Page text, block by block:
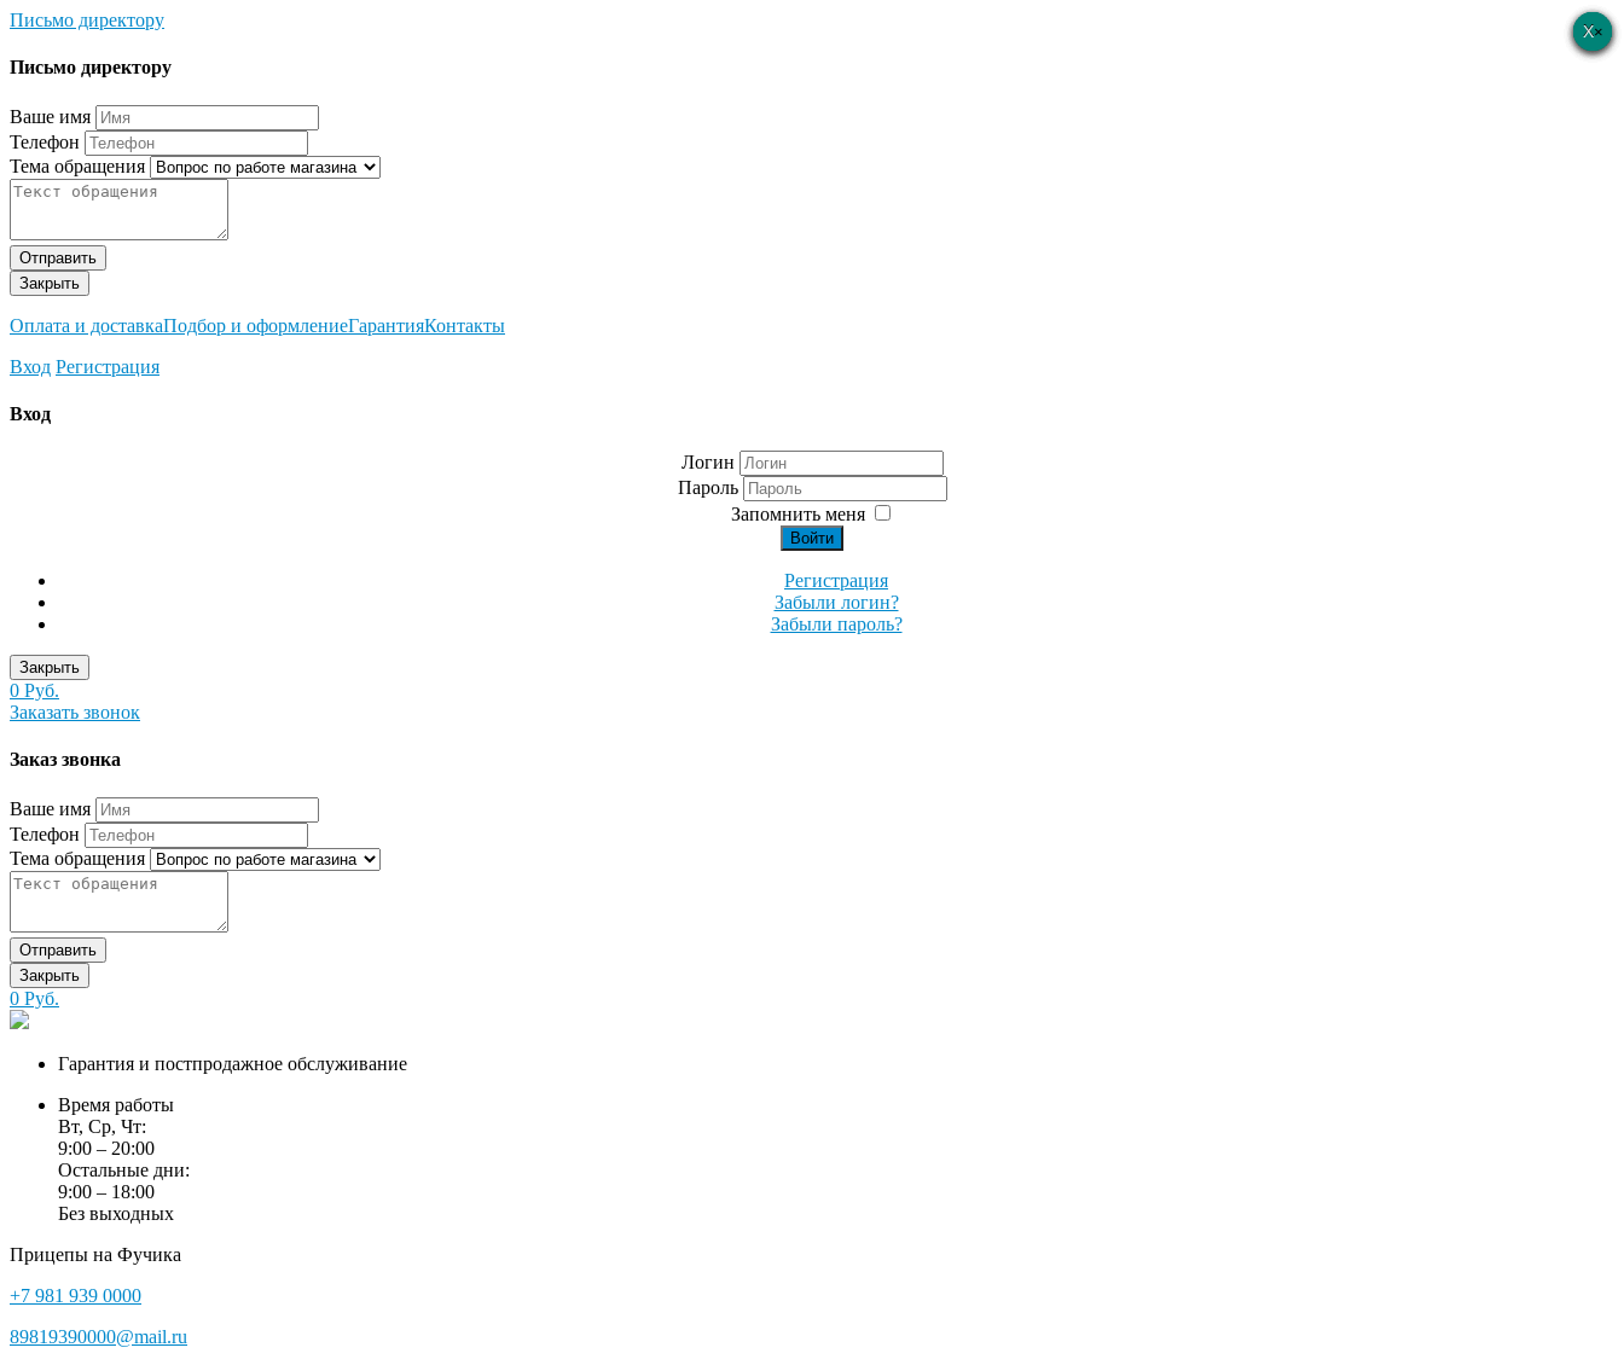
Письмо директору
×
Письмо директору
Ваше имя
Телефон
Тема обращения
Отправить
Закрыть
Оплата и доставкаПодбор и оформлениеГарантияКонтакты
Вход Регистрация
×
Вход
Логин
Пароль
Запомнить меня
Войти
Регистрация
Забыли логин?
Забыли пароль?
Закрыть
0 Руб.
Заказать звонок
×
Заказ звонка
Ваше имя
Телефон
Тема обращения
Отправить
Закрыть
0 Руб.
Гарантия и постпродажное обслуживание
Время работы
Вт, Ср, Чт:
9:00 – 20:00
Остальные дни:
9:00 – 18:00
Без выходных
Прицепы на Фучика
+7 981 939 0000
89819390000@mail.ru
×
×